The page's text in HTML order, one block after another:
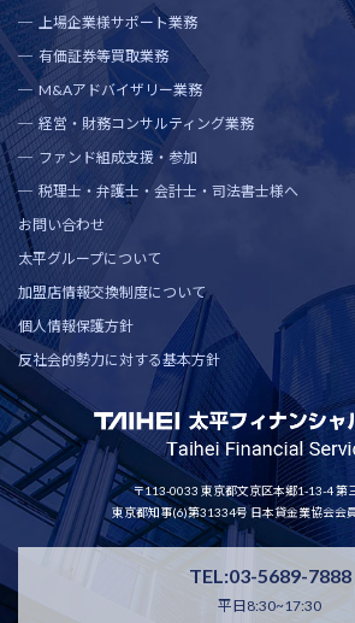
〒113-0033 東京都文京区本郷1-13-4 第
東京都知事(6)第31334号 日本貸金業協会会
TEL:03-5689-7888
平日8:30~17:30
上場企業様サポート業務
有価証券等買取業務
M&Aアドバイザリー業務
経営・財務コンサルティング業務
ファンド組成支援・参加
税理士・弁護士・会計士・司法書士様へ
お問い合わせ
太平グループについて
加盟店情報交換制度について
個人情報保護方針
反社会的勢力に対する基本方針